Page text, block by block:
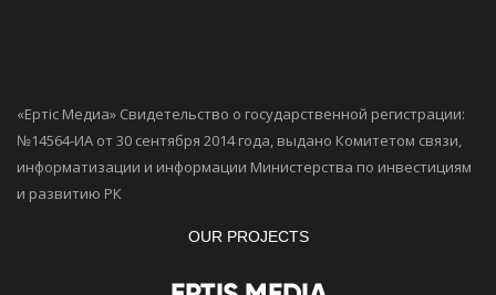
«Ертiс Медиа» Свидетельство о государственной регистрации:
№14564-ИА от 30 сентября 2014 года, выдано Комитетом связи,
информатизации и информации Министерства по инвестициям
и развитию РК
OUR PROJECTS